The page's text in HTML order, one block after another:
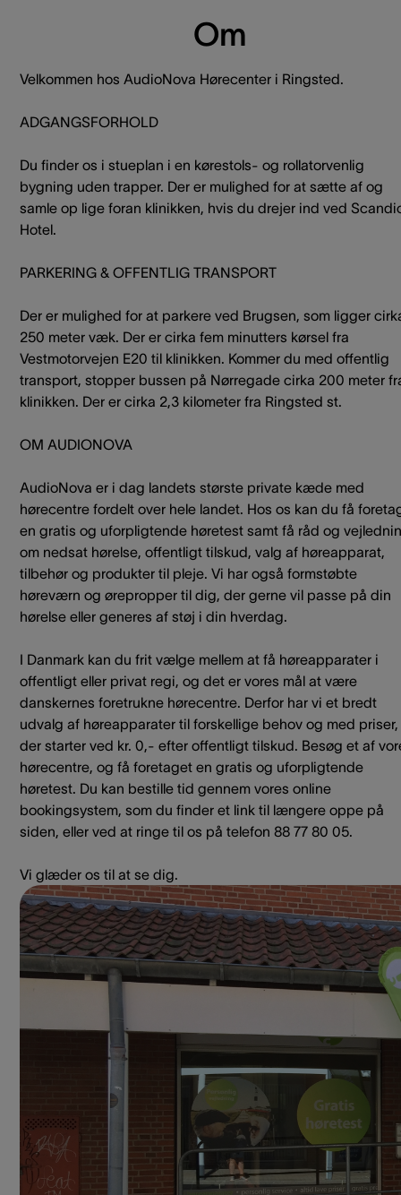
Om
Velkommen hos AudioNova Hørecenter i Ringsted.
ADGANGSFORHOLD
Du finder os i stueplan i en kørestols- og rollatorvenlig
bygning uden trapper. Der er mulighed for at sætte af og
samle op lige foran klinikken, hvis du drejer ind ved
Hotel.
PARKERING & OFFENTLIG TRANSPORT
Der er mulighed for at parkere ved Brugsen, som ligger
250 meter væk. Der er cirka fem minutters kørsel fra
Vestmotorvejen E20 til klinikken. Kommer du med offentlig
transport, stopper bussen på Nørregade cirka 200 meter
klinikken. Der er cirka 2,3 kilometer fra Ringsted st.
OM AUDIONOVA
AudioNova er i dag landets største private kæde med
hørecentre fordelt over hele landet. Hos os kan du få
en gratis og uforpligtende høretest samt få råd og
om nedsat hørelse, offentligt tilskud, valg af høreapparat,
tilbehør og produkter til pleje. Vi har også formstøbte
høreværn og ørepropper til dig, der gerne vil passe på din
hørelse eller generes af støj i din hverdag.
I Danmark kan du frit vælge mellem at få høreapparater i
offentligt eller privat regi, og det er vores mål at være
danskernes foretrukne hørecentre. Derfor har vi et bredt
udvalg af høreapparater til forskellige behov og med priser,
der starter ved kr. 0,- efter offentligt tilskud. Besøg et af
hørecentre, og få foretaget en gratis og uforpligtende
høretest. Du kan bestille tid gennem vores online
bookingsystem, som du finder et link til længere oppe på
siden, eller ved at ringe til os på telefon 88 77 80 05.
Vi glæder os til at se dig.